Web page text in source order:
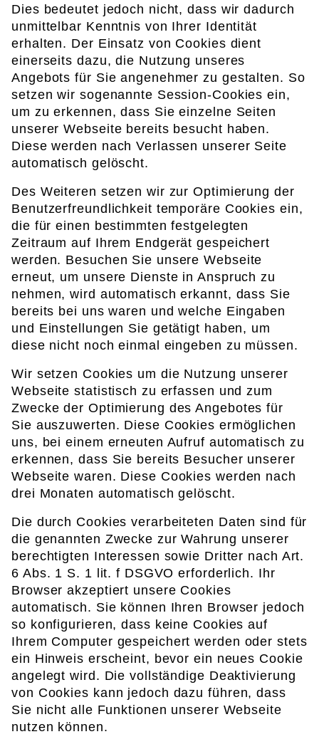
Dies bedeutet jedoch nicht, dass wir dadurch
unmittelbar Kenntnis von Ihrer Identität
erhalten. Der Einsatz von Cookies dient
einerseits dazu, die Nutzung unseres
Angebots für Sie angenehmer zu gestalten. So
setzen wir sogenannte Session-Cookies ein,
um zu erkennen, dass Sie einzelne Seiten
unserer Webseite bereits besucht haben.
Diese werden nach Verlassen unserer Seite
automatisch gelöscht.
Des Weiteren setzen wir zur Optimierung der
Benutzerfreundlichkeit temporäre Cookies ein,
die für einen bestimmten festgelegten
Zeitraum auf Ihrem Endgerät gespeichert
werden. Besuchen Sie unsere Webseite
erneut, um unsere Dienste in Anspruch zu
nehmen, wird automatisch erkannt, dass Sie
bereits bei uns waren und welche Eingaben
und Einstellungen Sie getätigt haben, um
diese nicht noch einmal eingeben zu müssen.
Wir setzen Cookies um die Nutzung unserer
Webseite statistisch zu erfassen und zum
Zwecke der Optimierung des Angebotes für
Sie auszuwerten. Diese Cookies ermöglichen
uns, bei einem erneuten Aufruf automatisch zu
erkennen, dass Sie bereits Besucher unserer
Webseite waren. Diese Cookies werden nach
drei Monaten automatisch gelöscht.
Die durch Cookies verarbeiteten Daten sind für
die genannten Zwecke zur Wahrung unserer
berechtigten Interessen sowie Dritter nach Art.
6 Abs. 1 S. 1 lit. f DSGVO erforderlich. Ihr
Browser akzeptiert unsere Cookies
automatisch. Sie können Ihren Browser jedoch
so konfigurieren, dass keine Cookies auf
Ihrem Computer gespeichert werden oder stets
ein Hinweis erscheint, bevor ein neues Cookie
angelegt wird. Die vollständige Deaktivierung
von Cookies kann jedoch dazu führen, dass
Sie nicht alle Funktionen unserer Webseite
nutzen können.